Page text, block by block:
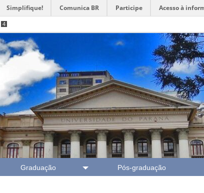
Simplifique! Comunica BR Participe Acesso à
4
Graduação Pós-graduação